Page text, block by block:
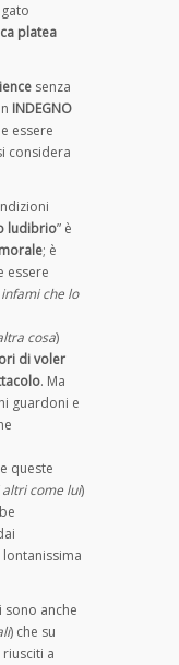
platea
senza
INDEGNO
essere
considera
ludibrio” è
; è
essere
che lo
cosa)
di voler
. Ma
guardoni e
queste
altri come lui)
anche
) che su
a